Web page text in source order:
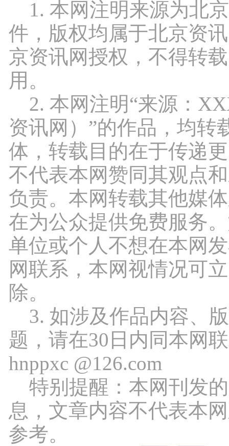
1. 本网注明来源为北
件，版权均属于北京资
京资讯网授权，不得转
用。
2. 本网注明“来源：
资讯网）”的作品，均转
体，转载目的在于传递
不代表本网赞同其观点
负责。本网转载其他媒
在为公众提供免费服务
单位或个人不想在本网
网联系，本网视情况可
除。
3. 如涉及作品内容、
题，请在30日内同本网
hnppxc @126.com
特别提醒：本网刊发
息，文章内容不代表本
参考。